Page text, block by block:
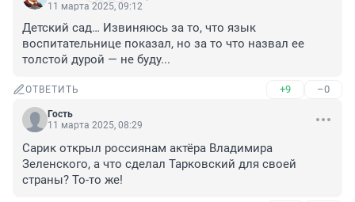
11 марта 2025, 09:12
Детский сад… Извиняюсь за то, что язык
воспитательнице показал, но за то что назвал ее
толстой дурой — не буду...
ОТВЕТИТЬ +9 –0
Гость
11 марта 2025, 08:29
Сарик открыл россиянам актёра Владимира
Зеленского, а что сделал Тарковский для своей
страны? То-то же!